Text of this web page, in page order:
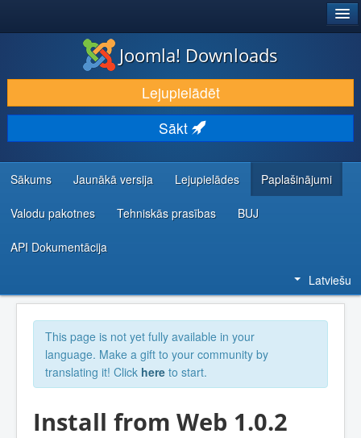
LEJUPIELĀDĒT UN PAPLAŠINĀT
ATKLĀJ UN IEMĀCIES
KOPIENA UN ATBALSTS
IZSTRĀDĀTĀJU RESURSI
Joomla! Downloads
Lejupielādēt
Sākt
Sākums Jaunākā versija Lejupielādes Paplašinājumi
Valodu pakotnes Tehniskās prasības BUJ
API Dokumentācija
Latviešu
This page is not yet fully available in your
language. Make a gift to your community by
translating it! Click here to start.
Install from Web 1.0.2